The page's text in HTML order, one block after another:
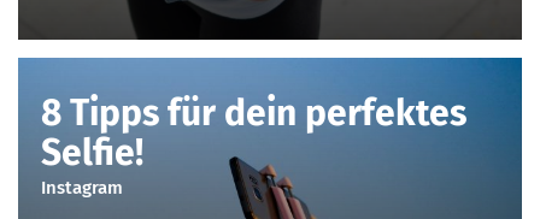
8 Tipps für dein perfektes
Selfie!
Instagram